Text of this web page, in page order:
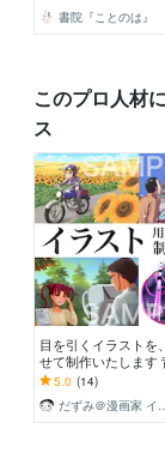
お子様のお誕生の記
書院『ことのは』
このプロ人材
ス
目を引くイラストを
せて制作いたします
ラクター・カラー・
でもご相談ください
5.0 (14)
だずみ＠漫